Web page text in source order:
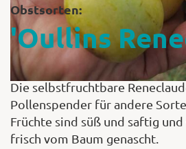
Obstsorten:
'Oullins
Die selbstfruchtbare
Pollenspender für andere
Früchte sind süß und saftig
frisch vom Baum genascht.